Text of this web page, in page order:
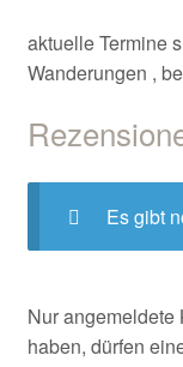
aktuelle Termine
Wanderungen ,
Es gibt
Nur angemeldete
haben, dürfen